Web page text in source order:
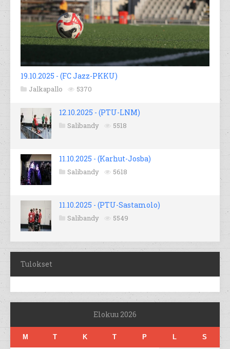
19.10.2025 - (FC Jazz-PKKU)
Jalkapallo 5370
12.10.2025 - (PTU-LNM)
Salibandy 5518
11.10.2025 - (Karhut-Josba)
Salibandy 5618
11.10.2025 - (PTU-Sastamolo)
Salibandy 5549
Tulokset
Elokuu 2026
M T K T P L S